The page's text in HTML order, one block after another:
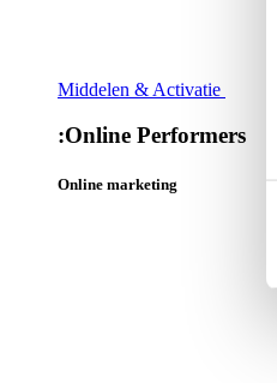
Middelen & Activatie
:Online Performers
Online marketing